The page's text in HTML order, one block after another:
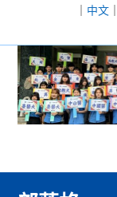
至
｜ 中文｜